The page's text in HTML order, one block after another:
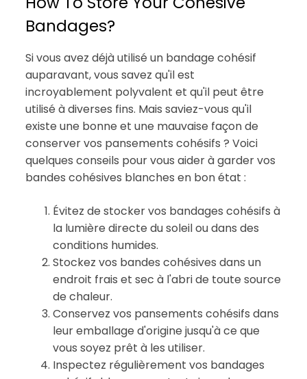
Bandages?
Si vous avez déjà utilisé un bandage cohésif
auparavant, vous savez qu'il est
incroyablement polyvalent et qu'il peut être
utilisé à diverses fins. Mais saviez-vous qu'il
existe une bonne et une mauvaise façon de
conserver vos pansements cohésifs ? Voici
quelques conseils pour vous aider à garder vos
bandes cohésives blanches en bon état :
Évitez de stocker vos bandages cohésifs à
la lumière directe du soleil ou dans des
conditions humides.
Stockez vos bandes cohésives dans un
endroit frais et sec à l'abri de toute source
de chaleur.
Conservez vos pansements cohésifs dans
leur emballage d'origine jusqu'à ce que
vous soyez prêt à les utiliser.
Inspectez régulièrement vos bandages